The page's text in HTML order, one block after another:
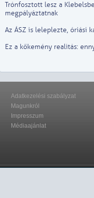
Trónfosztott lesz a
megpályáztatnak
Az ÁSZ is leleplezte, óriási
Ez a kőkemény realitás:
Adatkezelési szabályzat
Magunkról
Impresszum
Médiaajánlat